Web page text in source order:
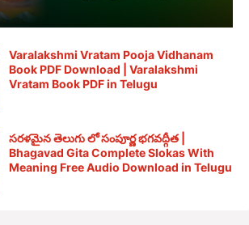
Varalakshmi Vratam Pooja Vidhanam
Book PDF Download | Varalakshmi
Vratam Book PDF in Telugu
సరళమైన తెలుగు లో సంపూర్ణ భగవద్గీత |
Bhagavad Gita Complete Slokas With
Meaning Free Audio Download in Telugu